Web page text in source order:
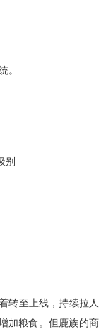
。
别
转至上线，持续拉人
加粮食。但鹿族的商